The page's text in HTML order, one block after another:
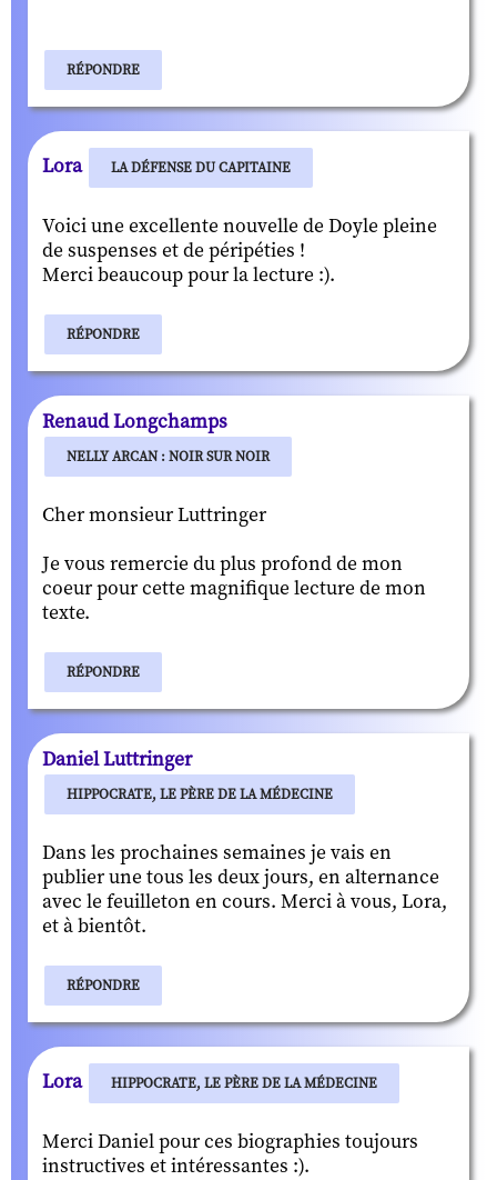
RÉPONDRE
Lora LA DÉFENSE DU CAPITAINE
Voici une excellente nouvelle de Doyle pleine
de suspenses et de péripéties !
Merci beaucoup pour la lecture :).
RÉPONDRE
Renaud Longchamps
NELLY ARCAN : NOIR SUR NOIR
Cher monsieur Luttringer
Je vous remercie du plus profond de mon
coeur pour cette magnifique lecture de mon
texte.
RÉPONDRE
Daniel Luttringer
HIPPOCRATE, LE PÈRE DE LA MÉDECINE
Dans les prochaines semaines je vais en
publier une tous les deux jours, en alternance
avec le feuilleton en cours. Merci à vous, Lora,
et à bientôt.
RÉPONDRE
Lora HIPPOCRATE, LE PÈRE DE LA MÉDECINE
Merci Daniel pour ces biographies toujours
instructives et intéressantes :).